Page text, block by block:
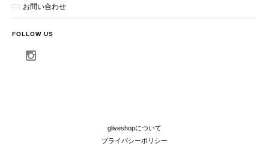
お問い合わせ
FOLLOW US
gliveshopについて
プライバシーポリシー